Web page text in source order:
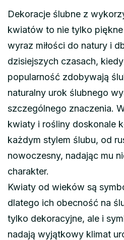
Dekoracje ślubne z
kwiatów to nie tylko
wyraz miłości do natury i
dzisiejszych czasach,
popularność zdobywają
naturalny urok ślubnego
szczególnego znaczenia.
kwiaty i rośliny doskonale
każdym stylem ślubu, od
nowoczesny, nadając mu
charakter.
Kwiaty od wieków są
dlatego ich obecność na
tylko dekoracyjne, ale i
nadają wyjątkowy klimat